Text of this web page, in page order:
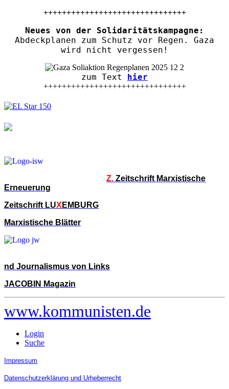
+++++++++++++++++++++++++++++++
Neues von der Solidaritätskampagne:
Abdeckplanen zum Schutz vor Regen. Gaza
wird nicht vergessen!
zum Text hier
+++++++++++++++++++++++++++++++
Z. Zeitschrift Marxistische
Erneuerung
Zeitschrift LUX EMBURG
Marxistische Blätter
nd Journalismus von Links
JACOBIN Magazin
www.kommunisten.de
Login
Suche
Impressum
Datenschutzerklärung und Urheberrecht